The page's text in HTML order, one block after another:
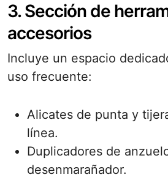
3. Sección de
accesorios
Incluye un espacio
uso frecuente:
Alicates de punta y
línea.
Duplicadores de
desenmarañador.